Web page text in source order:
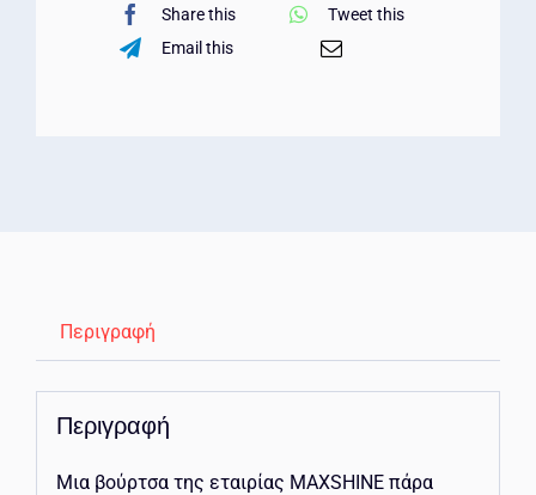
Share this
Tweet this
Email this
Περιγραφή
Περιγραφή
Μια βούρτσα της εταιρίας MAXSHINE πάρα